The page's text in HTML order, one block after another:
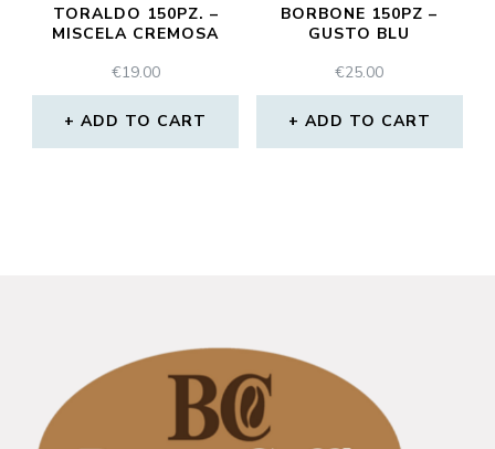
TORALDO 150PZ. –
MISCELA CREMOSA
€19.00
ADD TO CART
BORBONE 150PZ –
GUSTO BLU
€25.00
ADD TO CART